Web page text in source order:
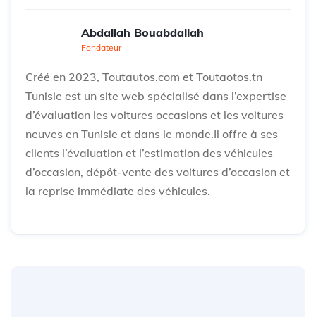
Abdallah Bouabdallah
Fondateur
Créé en 2023, Toutautos.com et Toutaotos.tn
Tunisie est un site web spécialisé dans l’expertise
d’évaluation les voitures occasions et les voitures
neuves en Tunisie et dans le monde.Il offre à ses
clients l’évaluation et l’estimation des véhicules
d’occasion, dépôt-vente des voitures d’occasion et
la reprise immédiate des véhicules.